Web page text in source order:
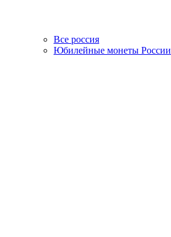
Все россия
Юбилейные монеты России